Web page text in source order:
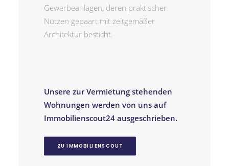
Gewerbeanlagen, deren praktischer
Nutzen gepaart mit zeitgemäßer
Architektur besticht.
Unsere zur Vermietung stehenden
Wohnungen werden von uns auf
Immobilienscout24 ausgeschrieben.
ZU IMMOBILIENSCOUT